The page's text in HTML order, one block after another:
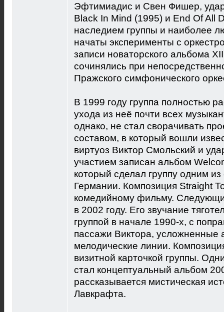
Эфтимиадис и Свен Фишер,
Black In Mind (1995) и End Of All
наследием группы и наиболее
начаты эксперименты с
записи новаторского альбома
сочинялись при
Пражского симфонического
В 1999 году группа полностью
ухода из неё почти всех
однако, не стал сворачивать
составом, в который вошли
виртуоз Виктор Смольский и
участием записан альбом
который сделал группу одним
Германии. Композиция Straight
комедийному фильму.
в 2002 году. Его звучание
группой в начале 1990-х, с
пассажи Виктора, усложненные
мелодические линии.
визитной карточкой группы.
стал концептуальный альбом
рассказывается мистическая
Лавкрафта.